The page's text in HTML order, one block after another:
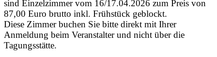
sind Einzelzimmer vom 16/17.04.2026 zum Preis von
87,00 Euro brutto inkl. Frühstück geblockt.
Diese Zimmer buchen Sie bitte direkt mit Ihrer
Anmeldung beim Veranstalter und nicht über die
Tagungsstätte.